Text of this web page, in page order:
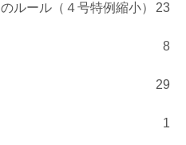
ルール（４号特例縮小） 23
8
29
1